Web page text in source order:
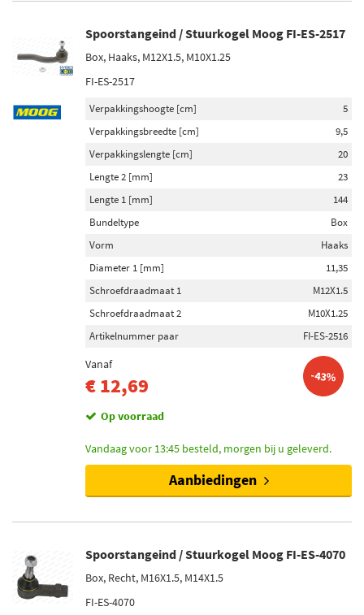
Spoorstangeind / Stuurkogel Moog FI-ES-2517
Box, Haaks, M12X1.5, M10X1.25
FI-ES-2517
Verpakkingshoogte [cm]
5
Verpakkingsbreedte [cm]
9,5
Verpakkingslengte [cm]
20
Lengte 2 [mm]
23
Lengte 1 [mm]
144
Bundeltype
Box
Vorm
Haaks
Diameter 1 [mm]
11,35
Schroefdraadmaat 1
M12X1.5
Schroefdraadmaat 2
M10X1.25
Artikelnummer paar
FI-ES-2516
Vanaf
€ 12,69 -43%
Op voorraad
Vandaag voor 13:45 besteld, morgen bij u geleverd.
Aanbiedingen
Spoorstangeind / Stuurkogel Moog FI-ES-4070
Box, Recht, M16X1.5, M14X1.5
FI-ES-4070